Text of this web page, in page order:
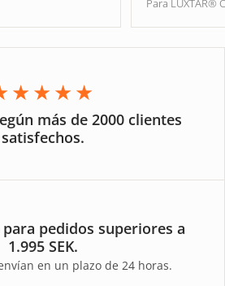
Para LUXTAR®
más de 2000 clientes
satisfechos.
pedidos superiores a
1.995 SEK.
en un plazo de 24 horas.